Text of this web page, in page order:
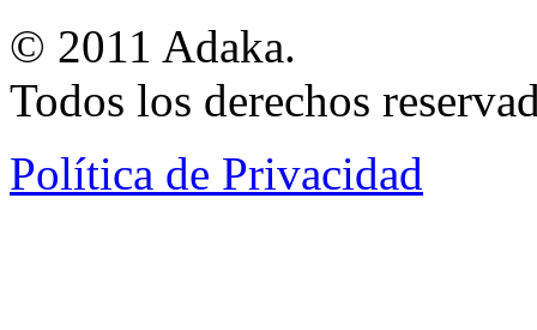
© 2011 Adaka.
Todos los derechos
Política de Privacidad